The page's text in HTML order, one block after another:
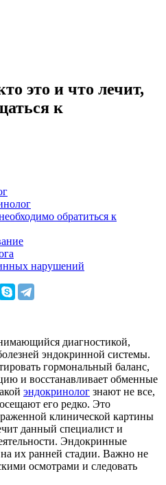
это и что лечит,
к
обратиться к
нарушений
диагностикой,
эндокринной системы.
гормональный баланс,
и восстанавливает обменные
эндокринолог знают не все,
его редко. Это
клинической картины
данный специалист и
Эндокринные
их ранней стадии. Важно не
осмотрами и следовать